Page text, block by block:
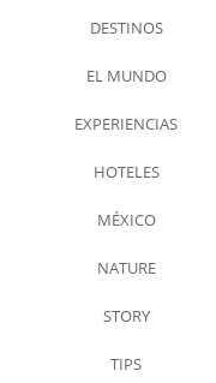
DESTINOS
EL MUNDO
EXPERIENCIAS
HOTELES
MÉXICO
NATURE
STORY
TIPS